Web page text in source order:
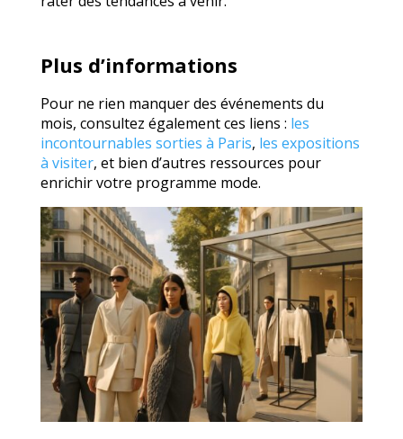
Plus d’informations
Pour ne rien manquer des événements du
mois, consultez également ces liens : les
incontournables sorties à Paris, les expositions
à visiter, et bien d’autres ressources pour
enrichir votre programme mode.